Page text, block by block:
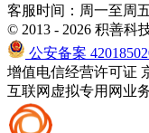
客服时间：周一至周
© 2013 - 2026 积善科
公安备案
增值电信经营许可证
互联网虚拟专用网业